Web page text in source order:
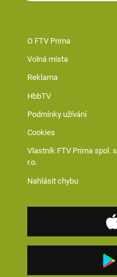
O FTV Prima
Volná místa
Reklama
HbbTV
Podmínky užívání
Cookies
Vlastník FTV Prima spol. s
r.o.
Nahlásit chybu